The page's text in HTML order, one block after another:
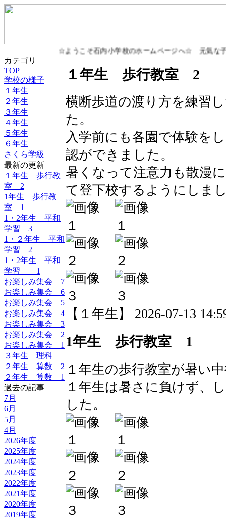
☆ようこそ石内小学校のホームページへ☆ 元気な子ど
カテゴリ
TOP
学校の様子
１年生
２年生
３年生
４年生
５年生
６年生
さくら学級
最新の更新
１年生 歩行教
室 2
1年生 歩行教
室 1
1・2年生 平和
学習 3
1・２年生 平和
学習 2
1・2年生 平和
学習 1
お楽しみ集会 7
お楽しみ集会 6
お楽しみ集会 5
お楽しみ集会 4
お楽しみ集会 3
お楽しみ集会 2
お楽しみ集会 1
３年生 理科
２年生 算数 2
２年生 算数 1
過去の記事
7月
6月
5月
4月
2026年度
2025年度
2024年度
2023年度
2022年度
2021年度
2020年度
2019年度
１年生 歩行教室 2
横断歩道の渡り方を練習
た。
入学前にも各園で体験を
認ができました。
暑くなって注意力も散漫
て登下校するようにしま
【１年生】 2026-07-13
1年生 歩行教室 1
１年生の歩行教室が暑い
１年生は暑さに負けず、
した。